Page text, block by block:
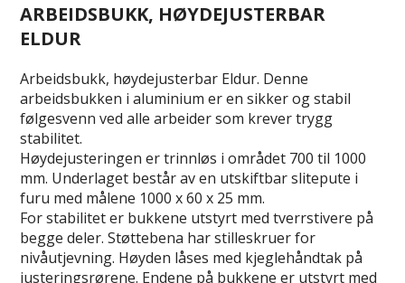
ARBEIDSBUKK, HØYDEJUSTERBAR
ELDUR
Arbeidsbukk, høydejusterbar Eldur. Denne
arbeidsbukken i aluminium er en sikker og stabil
følgesvenn ved alle arbeider som krever trygg
stabilitet.
Høydejusteringen er trinnløs i området 700 til 1000
mm. Underlaget består av en utskiftbar slitepute i
furu med målene 1000 x 60 x 25 mm.
For stabilitet er bukkene utstyrt med tverrstivere på
begge deler. Støttebena har stilleskruer for
nivåutjevning. Høyden låses med kjeglehåndtak på
justeringsrørene. Endene på bukkene er utstyrt med